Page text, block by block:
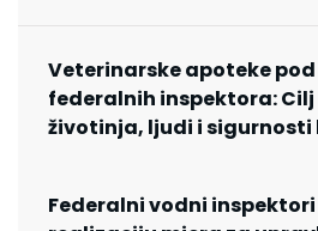
Veterinarske apoteke
federalnih inspektora:
životinja, ljudi i sigurnosti
Federalni vodni